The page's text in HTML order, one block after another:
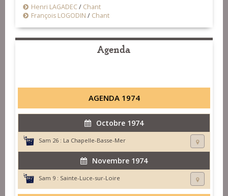
Henri LAGADEC/ Chant
François LOGODIN / Chant
Agenda
AGENDA 1974
Octobre 1974
Sam 26 : La Chapelle-Basse-Mer
Novembre 1974
Sam 9 : Sainte-Luce-sur-Loire